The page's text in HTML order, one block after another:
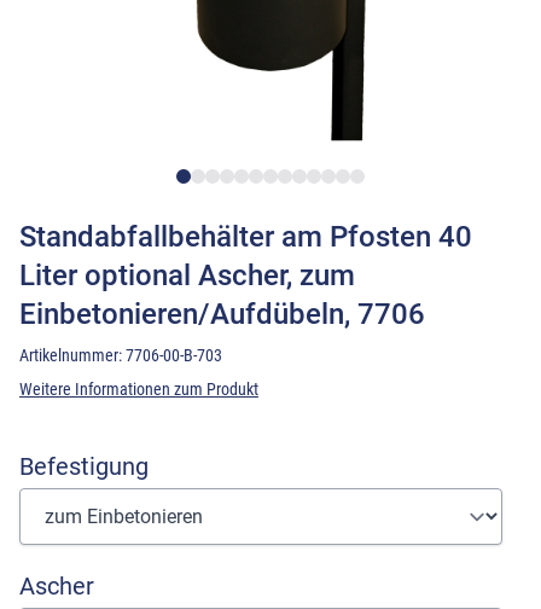
Standabfallbehälter am Pfosten 40
Liter optional Ascher, zum
Einbetonieren/Aufdübeln, 7706
Artikelnummer:7706-00-B-703
Weitere Informationen zum Produkt
Befestigung
Ascher